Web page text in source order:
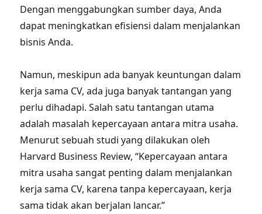
Dengan menggabungkan sumber daya, Anda
dapat meningkatkan efisiensi dalam menjalankan
bisnis Anda.
Namun, meskipun ada banyak keuntungan dalam
kerja sama CV, ada juga banyak tantangan yang
perlu dihadapi. Salah satu tantangan utama
adalah masalah kepercayaan antara mitra usaha.
Menurut sebuah studi yang dilakukan oleh
Harvard Business Review, “Kepercayaan antara
mitra usaha sangat penting dalam menjalankan
kerja sama CV, karena tanpa kepercayaan, kerja
sama tidak akan berjalan lancar.”